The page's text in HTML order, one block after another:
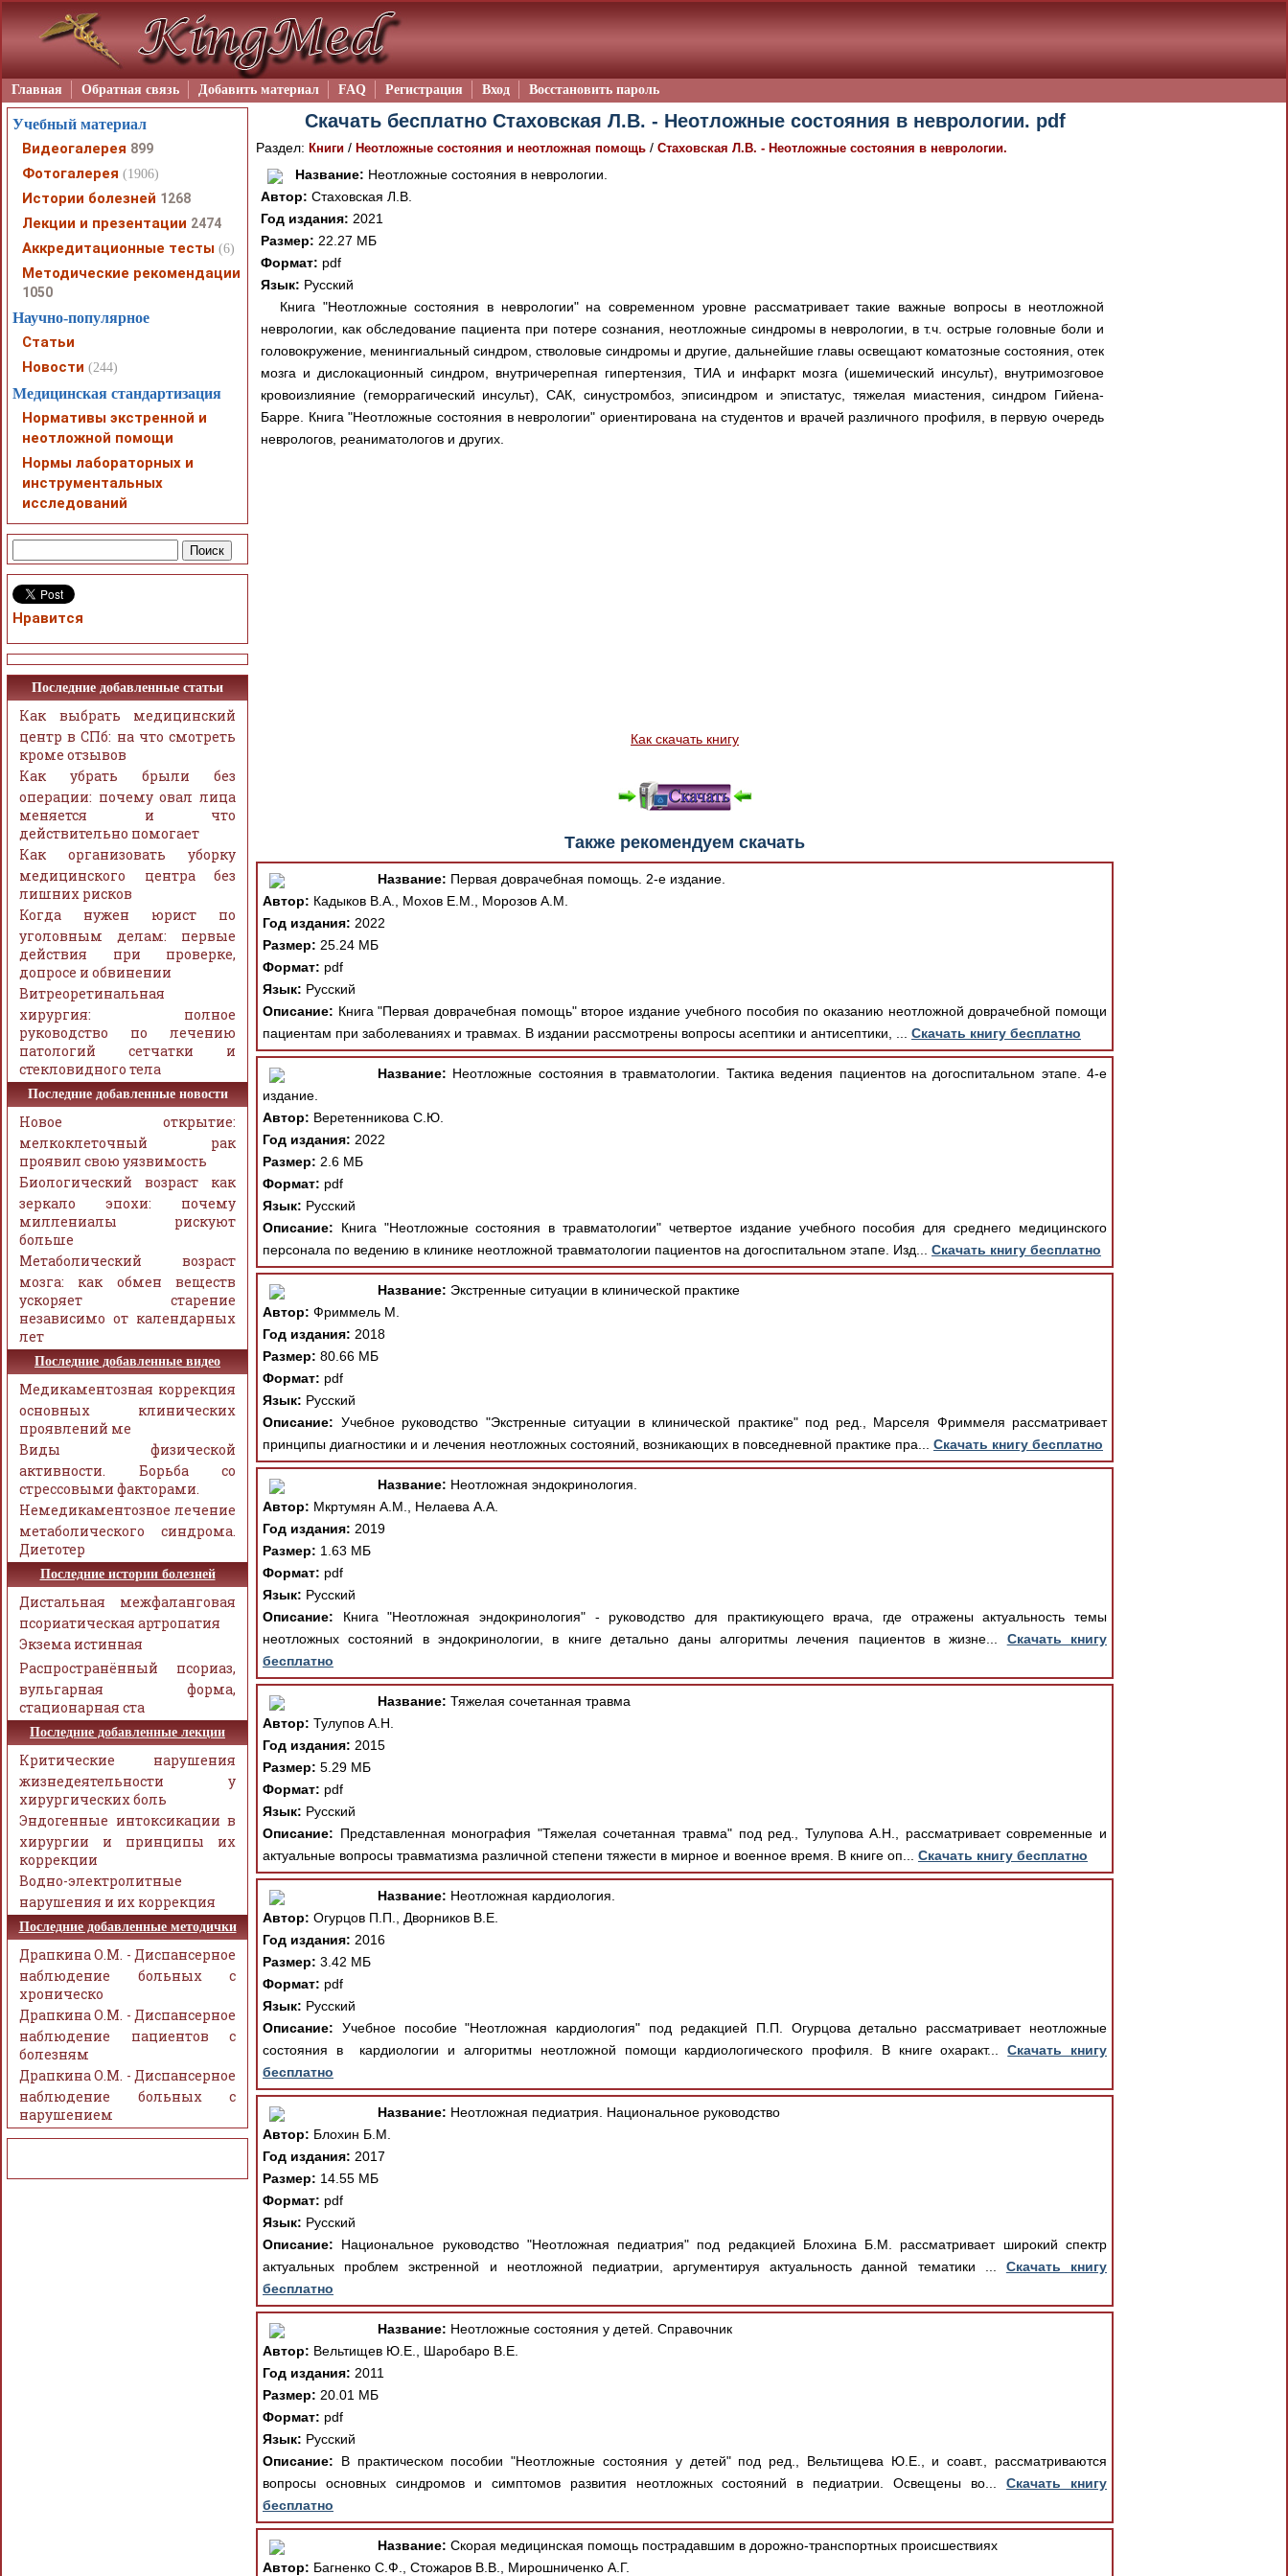
Главная Обратная связь Добавить материал FAQ Регистрация Вход Восстановить пароль
Скачать бесплатно Стаховская Л.В. - Неотложные состояния в неврологии. pdf
Раздел: Книги / Неотложные состояния и неотложная помощь / Стаховская Л.В. - Неотложные состояния в неврологии.
Название: Неотложные состояния в неврологии.
Автор: Стаховская Л.В.
Год издания: 2021
Размер: 22.27 МБ
Формат: pdf
Язык: Русский
Книга "Неотложные состояния в неврологии" на современном уровне рассматривает такие важные вопросы в неотложной
неврологии, как обследование пациента при потере сознания, неотложные синдромы в неврологии, в т.ч. острые головные боли и
головокружение, менингиальный синдром, стволовые синдромы и другие, дальнейшие главы освещают коматозные состояния, отек
мозга и дислокационный синдром, внутричерепная гипертензия, ТИА и инфаркт мозга (ишемический инсульт), внутримозговое
кровоизлияние (геморрагический инсульт), САК, синустромбоз, эписиндром и эпистатус, тяжелая миастения, синдром Гийена-
Барре. Книга "Неотложные состояния в неврологии" ориентирована на студентов и врачей различного профиля, в первую очередь
неврологов, реаниматологов и других.
Как скачать книгу
Также рекомендуем скачать
Название: Первая доврачебная помощь. 2-е издание.
Автор: Кадыков В.А., Мохов Е.М., Морозов А.М.
Год издания: 2022
Размер: 25.24 МБ
Формат: pdf
Язык: Русский
Описание: Книга "Первая доврачебная помощь" второе издание учебного пособия по оказанию неотложной доврачебной помощи
пациентам при заболеваниях и травмах. В издании рассмотрены вопросы асептики и антисептики, ... Скачать книгу бесплатно
Название: Неотложные состояния в травматологии. Тактика ведения пациентов на догоспитальном этапе. 4-е
издание.
Автор: Веретенникова С.Ю.
Год издания: 2022
Размер: 2.6 МБ
Формат: pdf
Язык: Русский
Описание: Книга "Неотложные состояния в травматологии" четвертое издание учебного пособия для среднего медицинского
персонала по ведению в клинике неотложной травматологии пациентов на догоспитальном этапе. Изд... Скачать книгу бесплатно
Название: Экстренные ситуации в клинической практике
Автор: Фриммель М.
Год издания: 2018
Размер: 80.66 МБ
Формат: pdf
Язык: Русский
Описание: Учебное руководство "Экстренные ситуации в клинической практике" под ред., Марселя Фриммеля рассматривает
принципы диагностики и и лечения неотложных состояний, возникающих в повседневной практике пра... Скачать книгу бесплатно
Название: Неотложная эндокринология.
Автор: Мкртумян А.М., Нелаева А.А.
Год издания: 2019
Размер: 1.63 МБ
Формат: pdf
Язык: Русский
Описание: Книга "Неотложная эндокринология" - руководство для практикующего врача, где отражены актуальность темы
неотложных состояний в эндокринологии, в книге детально даны алгоритмы лечения пациентов в жизне... Скачать книгу
бесплатно
Название: Тяжелая сочетанная травма
Автор: Тулупов А.Н.
Год издания: 2015
Размер: 5.29 МБ
Формат: pdf
Язык: Русский
Описание: Представленная монография "Тяжелая сочетанная травма" под ред., Тулупова А.Н., рассматривает современные и
актуальные вопросы травматизма различной степени тяжести в мирное и военное время. В книге оп... Скачать книгу бесплатно
Название: Неотложная кардиология.
Автор: Огурцов П.П., Дворников В.Е.
Год издания: 2016
Размер: 3.42 МБ
Формат: pdf
Язык: Русский
Описание: Учебное пособие "Неотложная кардиология" под редакцией П.П. Огурцова детально рассматривает неотложные
состояния в кардиологии и алгоритмы неотложной помощи кардиологического профиля. В книге охаракт...Скачать книгу
бесплатно
Название: Неотложная педиатрия. Национальное руководство
Автор: Блохин Б.М.
Год издания: 2017
Размер: 14.55 МБ
Формат: pdf
Язык: Русский
Описание: Национальное руководство "Неотложная педиатрия" под редакцией Блохина Б.М. рассматривает широкий спектр
актуальных проблем экстренной и неотложной педиатрии, аргументируя актуальность данной тематики ... Скачать книгу
бесплатно
Название: Неотложные состояния у детей. Справочник
Автор: Вельтищев Ю.Е., Шаробаро В.Е.
Год издания: 2011
Размер: 20.01 МБ
Формат: pdf
Язык: Русский
Описание: В практическом пособии "Неотложные состояния у детей" под ред., Вельтищева Ю.Е., и соавт., рассматриваются
вопросы основных синдромов и симптомов развития неотложных состояний в педиатрии. Освещены во...Скачать книгу
бесплатно
Название: Скорая медицинская помощь пострадавшим в дорожно-транспортных происшествиях
Автор: Багненко С.Ф., Стожаров В.В., Мирошниченко А.Г.
Учебный материал
Видеогалерея 899
Фотогалерея (1906)
Истории болезней 1268
Лекции и презентации 2474
Аккредитационные тесты (6)
Методические рекомендации
1050
Научно-популярное
Статьи
Новости (244)
Медицинская стандартизация
Нормативы экстренной и
неотложной помощи
Нормы лабораторных и
инструментальных
исследований
Нравится
Последние добавленные статьи
Как выбрать медицинский
центр в СПб: на что смотреть
кроме отзывов
Как убрать брыли без
операции: почему овал лица
меняется и что
действительно помогает
Как организовать уборку
медицинского центра без
лишних рисков
Когда нужен юрист по
уголовным делам: первые
действия при проверке,
допросе и обвинении
Витреоретинальная
хирургия: полное
руководство по лечению
патологий сетчатки и
стекловидного тела
Последние добавленные новости
Новое открытие:
мелкоклеточный рак
проявил свою уязвимость
Биологический возраст как
зеркало эпохи: почему
миллениалы рискуют
больше
Метаболический возраст
мозга: как обмен веществ
ускоряет старение
независимо от календарных
лет
Последние добавленные видео
Медикаментозная коррекция
основных клинических
проявлений ме
Виды физической
активности. Борьба со
стрессовыми факторами.
Немедикаментозное лечение
метаболического синдрома.
Диетотер
Последние истории болезней
Дистальная межфаланговая
псориатическая артропатия
Экзема истинная
Распространённый псориаз,
вульгарная форма,
стационарная ста
Последние добавленные лекции
Критические нарушения
жизнедеятельности у
хирургических боль
Эндогенные интоксикации в
хирургии и принципы их
коррекции
Водно-электролитные
нарушения и их коррекция
Последние добавленные методички
Драпкина О.М. - Диспансерное
наблюдение больных с
хроническо
Драпкина О.М. - Диспансерное
наблюдение пациентов с
болезням
Драпкина О.М. - Диспансерное
наблюдение больных с
нарушением